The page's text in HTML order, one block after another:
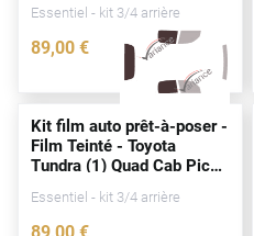
Tesla
Toyota
Volkswagen
Acura
Aixam
Essentiel - kit 3/4 arrière
89,00 €
2510-TOY
Kit film auto prêt-à-poser -
Film Teinté - Toyota
Tundra (1) Quad Cab Pick-
Essentiel - kit 3/4 arrière